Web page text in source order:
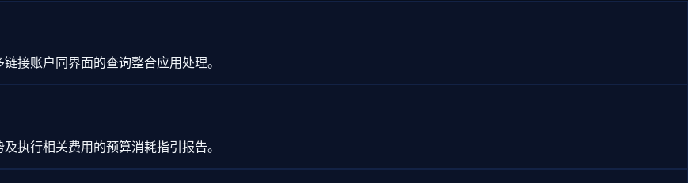
接账户同界面的查询整合应用处理。
执行相关费用的预算消耗指引报告。